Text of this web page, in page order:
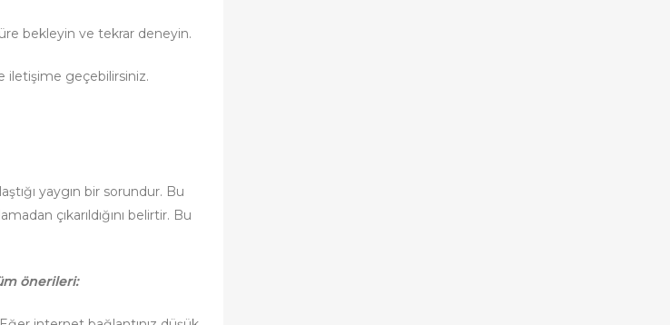
bekleyin ve tekrar deneyin.
iletişime geçebilirsiniz.
yaygın bir sorundur. Bu
çıkarıldığını belirtir. Bu
önerileri: